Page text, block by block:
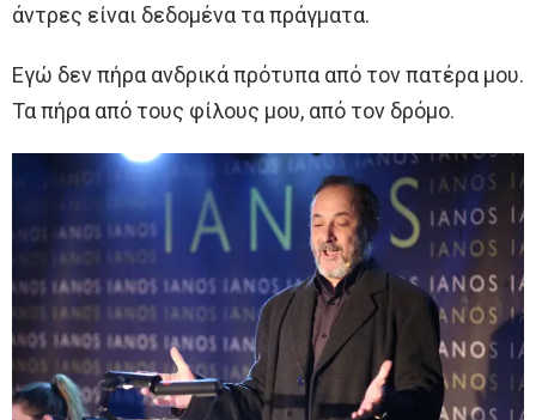
άντρες είναι δεδομένα τα πράγματα.
Εγώ δεν πήρα ανδρικά πρότυπα από τον πατέρα μου.
Τα πήρα από τους φίλους μου, από τον δρόμο.